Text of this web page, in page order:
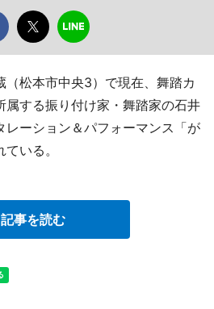
（松本市中央3）で現在、舞踏カ
属する振り付け家・舞踏家の石井
レーション＆パフォーマンス「が
いる。
記事を読む